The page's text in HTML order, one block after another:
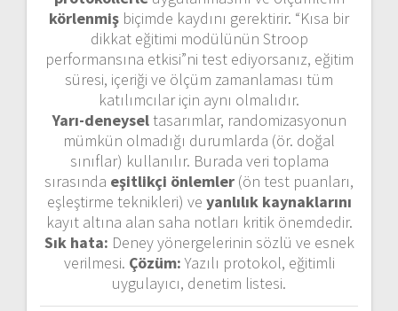
körlenmiş biçimde kaydını gerektirir. “Kısa bir
dikkat eğitimi modülünün Stroop
performansına etkisi”ni test ediyorsanız, eğitim
süresi, içeriği ve ölçüm zamanlaması tüm
katılımcılar için aynı olmalıdır.
Yarı-deneyseltasarımlar, randomizasyonun
mümkün olmadığı durumlarda (ör. doğal
sınıflar) kullanılır. Burada veri toplama
sırasında eşitlikçi önlemler (ön test puanları,
eşleştirme teknikleri) ve yanlılık kaynaklarını
kayıt altına alan saha notları kritik önemdedir.
Sık hata: Deney yönergelerinin sözlü ve esnek
verilmesi. Çözüm:Yazılı protokol, eğitimli
uygulayıcı, denetim listesi.